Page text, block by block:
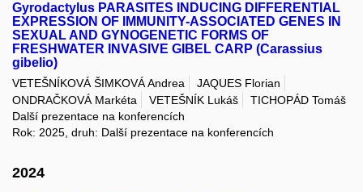
Gyrodactylus PARASITES INDUCING DIFFERENTIAL
EXPRESSION OF IMMUNITY-ASSOCIATED GENES IN
SEXUAL AND GYNOGENETIC FORMS OF
FRESHWATER INVASIVE GIBEL CARP (Carassius
gibelio)
VETEŠNÍKOVÁ ŠIMKOVÁ Andrea
JAQUES Florian
ONDRAČKOVÁ Markéta
VETEŠNÍK Lukáš
TICHOPÁD Tomáš
Další prezentace na konferencích
Rok: 2025, druh: Další prezentace na konferencích
2024